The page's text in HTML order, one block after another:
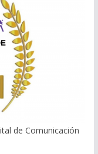
de Comunicación